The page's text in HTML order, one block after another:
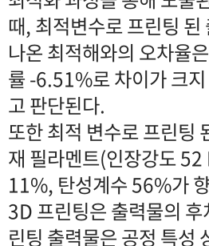
때, 최적변수로 프린팅
나온 최적해와의 오차율
률 -6.51%로 차이가 크
고 판단된다.
또한 최적 변수로 프린팅
재 필라멘트(인장강도
11%, 탄성계수 56%가
3D 프린팅은 출력물의
린팅 출력물은 공정 특성